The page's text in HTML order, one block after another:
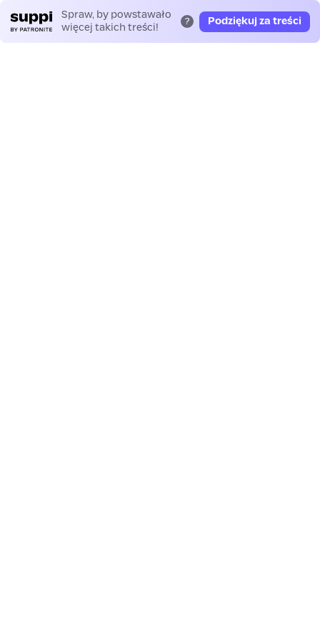
Spraw, by powstawało
więcej takich treści!
? Podziękuj za treści